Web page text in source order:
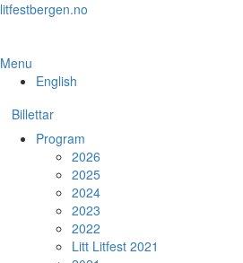
Skip
content
litfestbergen.no
Menu
English
Billettar
Program
2026
2025
2024
2023
2022
Litt Litfest 2021